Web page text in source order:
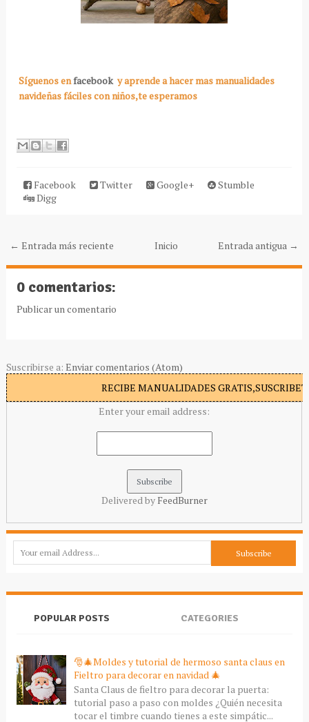
Síguenos enfacebook y aprende a hacer mas manualidades
navideñas fáciles con niños,te esperamos
Facebook Twitter Google+
Stumble
Digg
← Entrada más reciente Entrada antigua →
Inicio
0 comentarios:
Publicar un comentario
Suscribirse a: Enviar comentarios (Atom)
RECIBE MANUALIDADES
Enter your email address:
Delivered by FeedBurner
POPULAR POSTS CATEGORIES
🎅🎄Moldes y tutorial de hermoso santa claus en
Fieltro para decorar en navidad 🎄
Santa Claus de fieltro para decorar la puerta:
tutorial paso a paso con moldes ¿Quién necesita
tocar el timbre cuando tienes a este simpátic...